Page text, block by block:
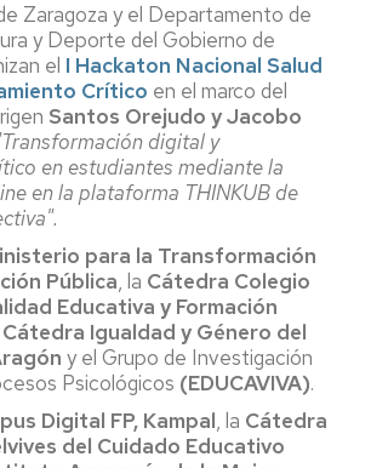
Zaragoza y el Departamento de
y Deporte del Gobierno de
el I Hackaton Nacional Salud
Crítico en el marco del
Santos Orejudo y Jacobo
digital y
en estudiantes mediante la
en la plataforma THINKUB de
para la Transformación
Pública, la Cátedra Colegio
Educativa y Formación
Cátedra Igualdad y Género del
y el Grupo de Investigación
Psicológicos (EDUCAVIVA).
Digital FP, Kampal, la Cátedra
del Cuidado Educativo